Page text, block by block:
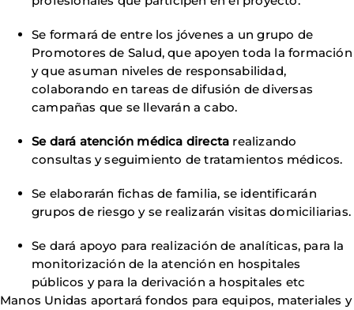
Se formará de entre los jóvenes a un grupo de
Promotores de Salud, que apoyen toda la formación
y que asuman niveles de responsabilidad,
colaborando en tareas de difusión de diversas
campañas que se llevarán a cabo.
Se dará atención médica directa realizando
consultas y seguimiento de tratamientos médicos.
Se elaborarán fichas de familia, se identificarán
grupos de riesgo y se realizarán visitas domiciliarias.
Se dará apoyo para realización de analíticas, para la
monitorización de la atención en hospitales
públicos y para la derivación a hospitales etc
Manos Unidas aportará fondos para equipos, materiales y